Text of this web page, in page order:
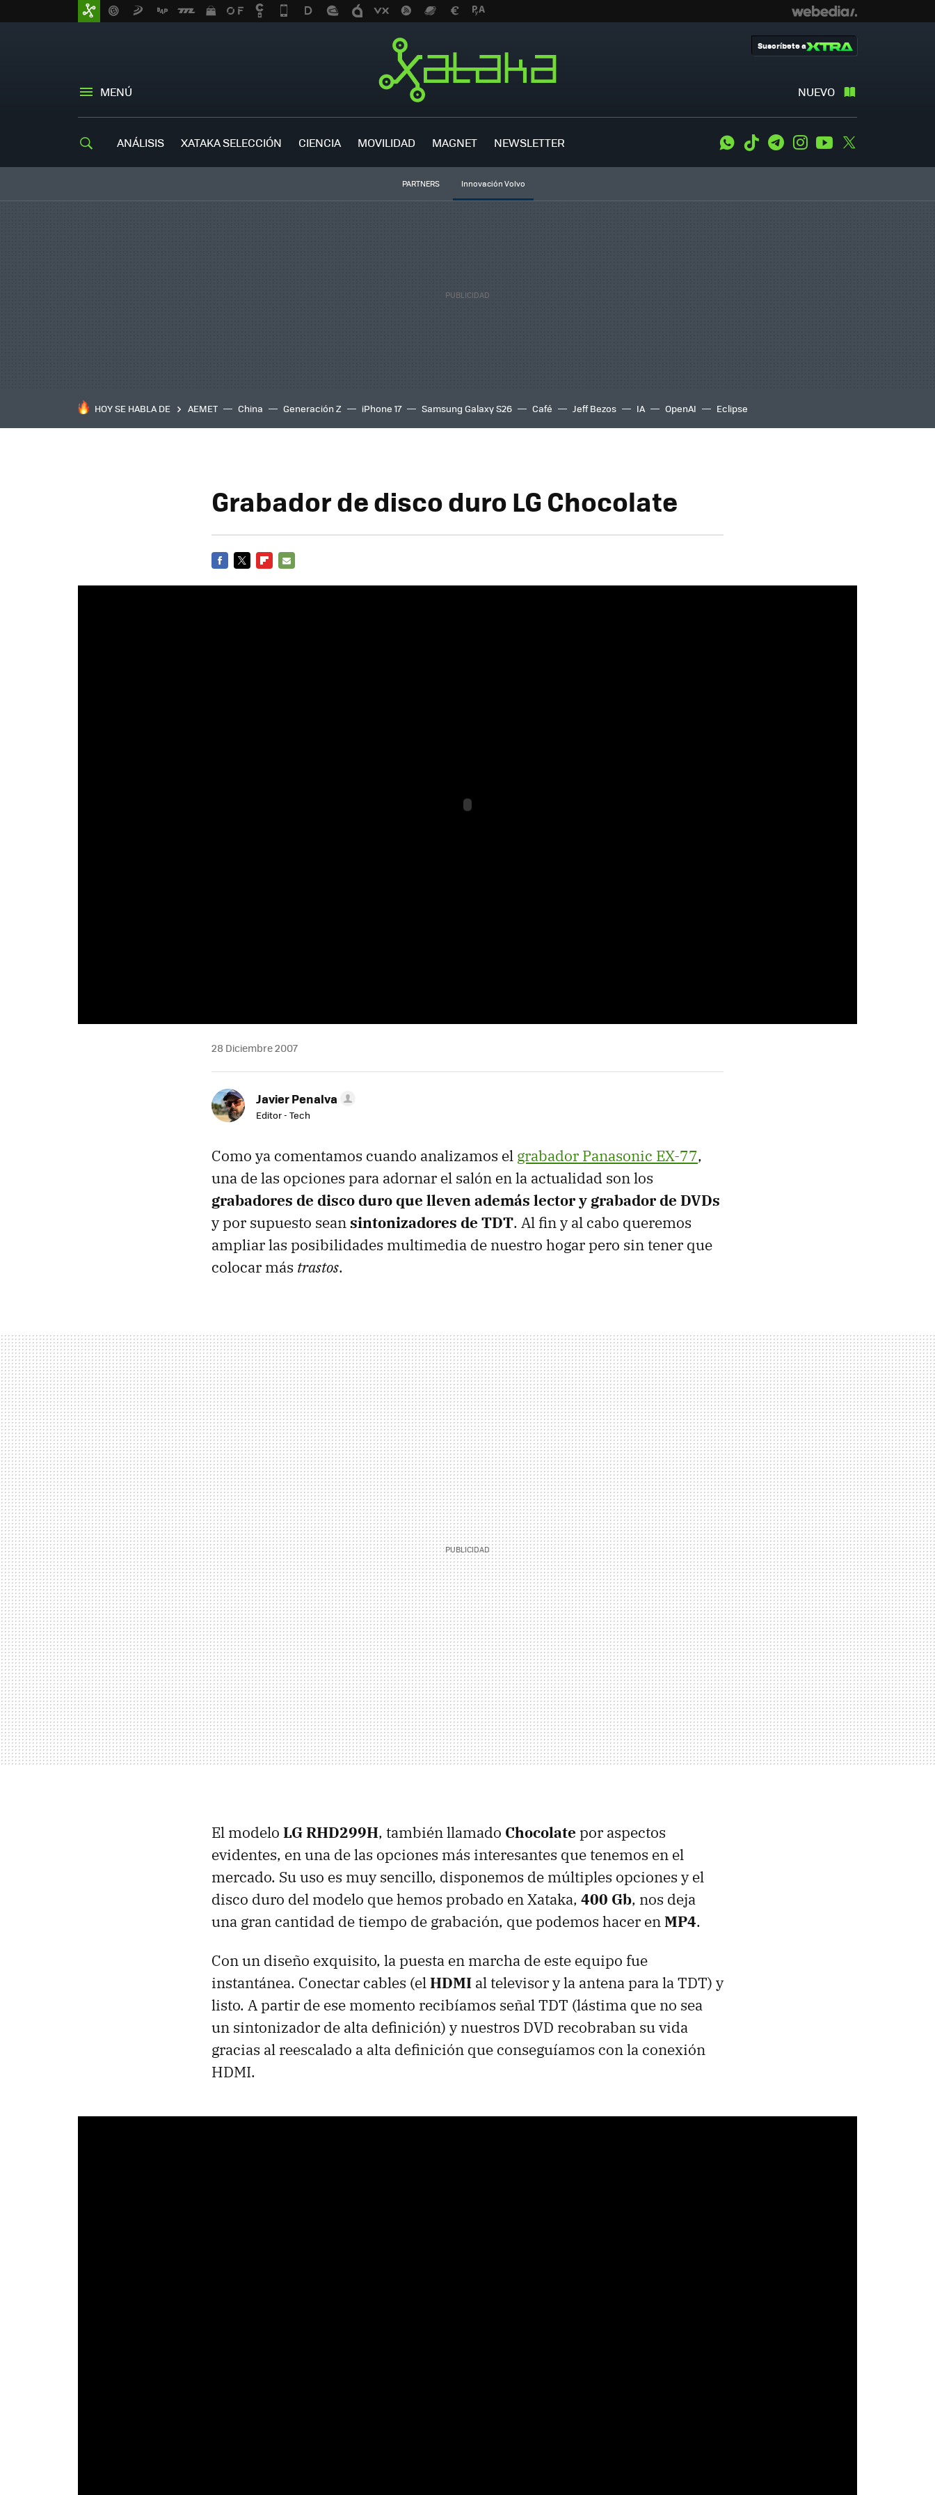
MENÚ NUEVO
Suscríbete a
ANÁLISIS XATAKA SELECCIÓN CIENCIA MOVILIDAD MAGNET NEWSLETTER WhatsApp
Tiktok TelegramInstagramYoutube
PARTNERS Innovación Volvo
HOY SE HABLA DE AEMET China Generación Z iPhone 17 Samsung Galaxy S26 Café Jeff Bezos IA OpenAI Eclipse
Grabador de disco duro LG Chocolate
28 Diciembre 2007
Javier Penalva
Editor - Tech
Como ya comentamos cuando analizamos el grabador Panasonic EX-77,
una de las opciones para adornar el salón en la actualidad son los
grabadores de disco duro que lleven además lector y grabador de DVDs
y por supuesto seansintonizadores de TDT. Al fin y al cabo queremos
ampliar las posibilidades multimedia de nuestro hogar pero sin tener que
colocar más trastos.
El modelo LG RHD299H, también llamado Chocolate por aspectos
evidentes, en una de las opciones más interesantes que tenemos en el
mercado. Su uso es muy sencillo, disponemos de múltiples opciones y el
disco duro del modelo que hemos probado en Xataka, 400 Gb, nos deja
una gran cantidad de tiempo de grabación, que podemos hacer enMP4.
Con un diseño exquisito, la puesta en marcha de este equipo fue
instantánea. Conectar cables (elHDMI al televisor y la antena para la TDT) y
listo. A partir de ese momento recibíamos señal TDT (lástima que no sea
un sintonizador de alta definición) y nuestros DVD recobraban su vida
gracias al reescalado a alta definición que conseguíamos con la conexión
HDMI.